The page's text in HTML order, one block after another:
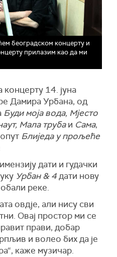
београдском концерту и
прилазим као да ми
концерту 14. јуна
Дамира Урбана, од
Буди моја вода, Мјесто
Мала трубаи Сама,
Блиједа у прољеће
дати и гудачки
Урбан & 4дати нову
реке.
овдје, али нису сви
Овај простор ми се
прави, добар
и волео бих да је
каже музичар.